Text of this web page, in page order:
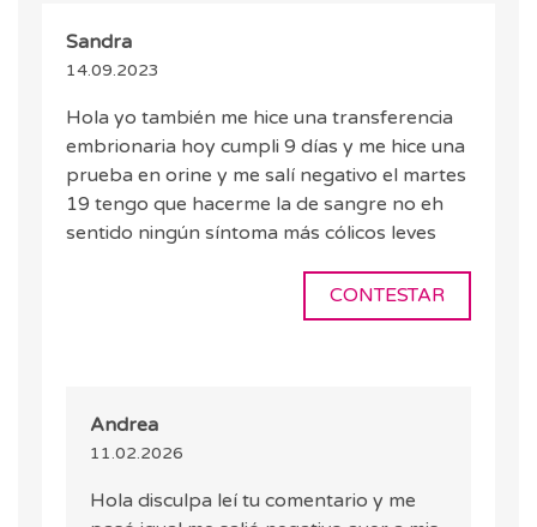
Sandra
14.09.2023
Hola yo también me hice una transferencia
embrionaria hoy cumpli 9 días y me hice una
prueba en orine y me salí negativo el martes
19 tengo que hacerme la de sangre no eh
sentido ningún síntoma más cólicos leves
CONTESTAR
Andrea
11.02.2026
Hola disculpa leí tu comentario y me